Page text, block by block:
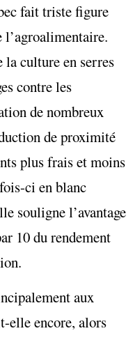
fait triste figure
culture en serres
contre les
de nombreux
de proximité
plus frais et moins
ci en blanc
souligne l’avantage
10 du rendement
aux
elle encore, alors